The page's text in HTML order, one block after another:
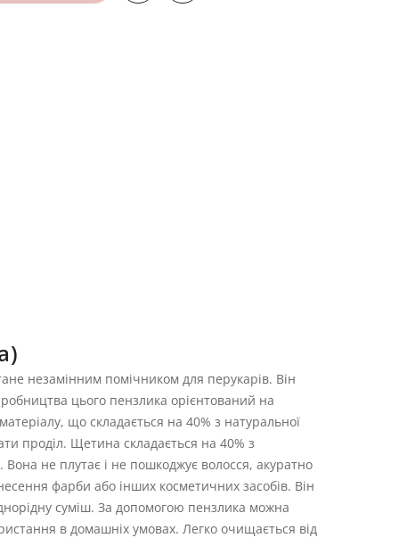
незамінним помічником для перукарів. Він
цього пензлика орієнтований на
що складається на 40% з натуральної
проділ. Щетина складається на 40% з
Вона не плутає і не пошкоджує волосся, акуратно
фарби або інших косметичних засобів. Він
суміш. За допомогою пензлика можна
в домашніх умовах. Легко очищається від